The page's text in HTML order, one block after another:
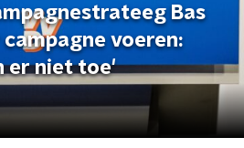
Bas
voeren:
er niet toe'